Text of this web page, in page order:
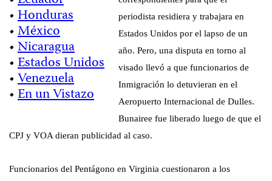
•Honduras
•México
•Nicaragua
•Estados Unidos
•Venezuela
•En un Vistazo
periodista residiera y trabajara en
Estados Unidos por el lapso de un
año. Pero, una disputa en torno al
visado llevó a que funcionarios de
Inmigración lo detuvieran en el
Aeropuerto Internacional de Dulles.
Bunairee fue liberado luego de que el
CPJ y VOA dieran publicidad al caso.
Funcionarios del Pentágono en Virginia cuestionaron a los